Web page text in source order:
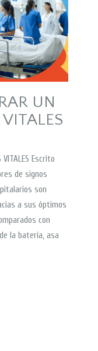
UN
VITALES Escrito
de signos
son
a sus óptimos
con
la batería, asa